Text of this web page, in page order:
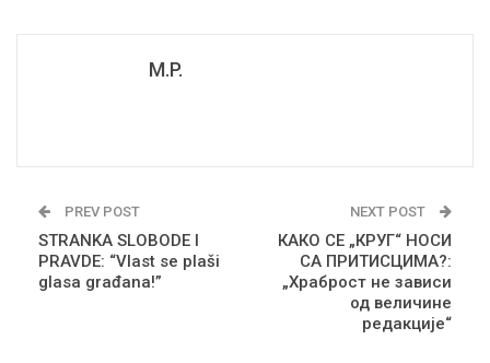
M.P.
PREV POST
STRANKA SLOBODE I
PRAVDE: “Vlast se plaši
glasa građana!”
NEXT POST
КАКО СЕ „КРУГ“ НОСИ
СА ПРИТИСЦИМА?:
„Храброст не зависи
од величине
редакције“